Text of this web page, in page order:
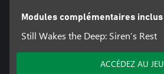
Modules complémentaires inclus
Still Wakes the Deep: Siren’s Rest
ACCÉDEZ AU JEU